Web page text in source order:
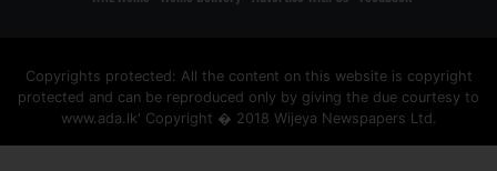
Copyrights protected: All the content on this website is copyright
protected and can be reproduced only by giving the due courtesy to
www.ada.lk' Copyright � 2018 Wijeya Newspapers Ltd.